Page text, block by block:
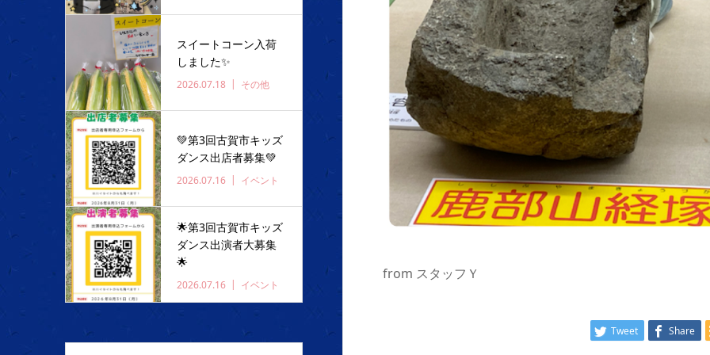
from スタッフＹ
Tweet Share
スイートコーン入荷
しました✨️
2026.07.18 その他
💚第3回古賀市キッズ
ダンス出店者募集💚
2026.07.16 イベント
🌟第3回古賀市キッズ
ダンス出演者大募集
🌟
2026.07.16 イベント